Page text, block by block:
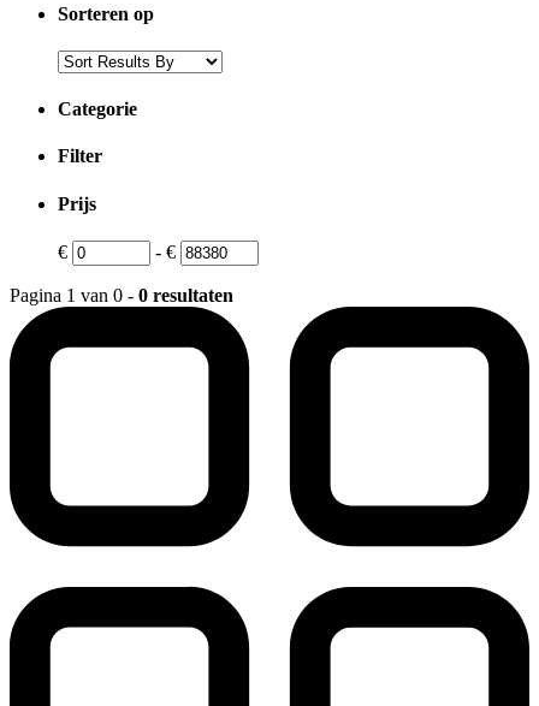
Sorteren op
Categorie
Filter
Prijs
€ - €
Pagina 1 van 0 - 0 resultaten